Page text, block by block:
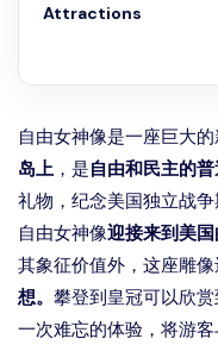
Attractions
自由女神像是一座巨大
岛上 ，是自由和民主的
礼物，纪念美国独立战
自由女神像迎接来到美国
其象征价值外，这座雕
想。 攀登到皇冠可以欣赏
一次难忘的体验，将游